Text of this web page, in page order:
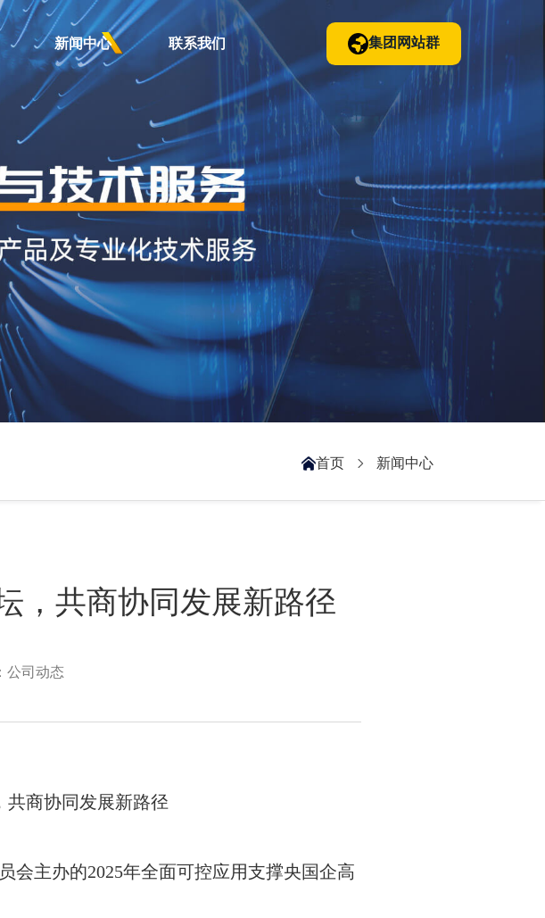
新闻中心 联系我们 集团网站群
首页 新闻中心
，共商协同发展新路径
公司动态
共商协同发展新路径
主办的2025年全面可控应用支撑央国企高